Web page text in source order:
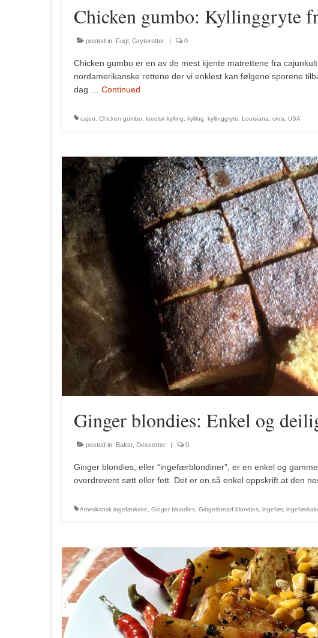
Chicken gumbo: Kyllinggryte
posted in: Fugl Gryteretter | 0
Chicken gumbo er en av de mest kjente matrettene fra
nordamerikanske rettene der vi enklest kan følgene sporene
dag … Continued
cajun Chicken gumbo kreolsk kylling kylling kyllinggryte Louisiana okra USA
Ginger blondies: Enkel og
posted in: Bakst Desserter 0
Ginger blondies, eller “ingefærblondiner”, er en enkel og
overdrevent søtt eller fett. Det er en så enkel oppskrift at den
Amerikansk ingefærkake, Ginger blondies, Gingerbread blondies, ingefær,